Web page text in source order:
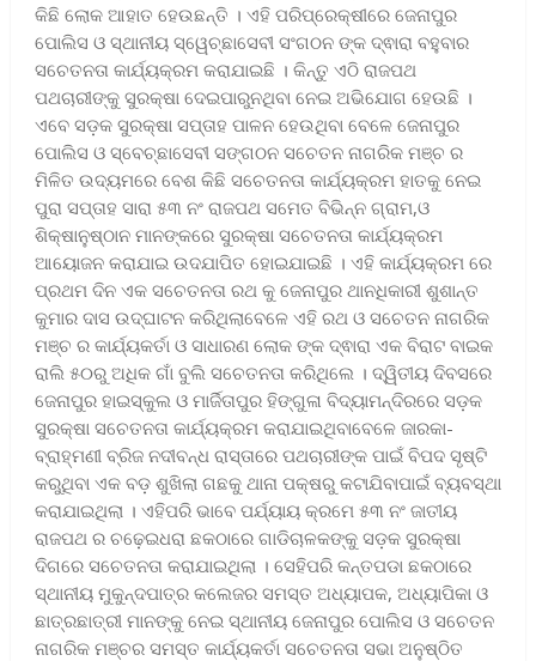
କିଛି ଲୋକ ଆହାତ ହେଉଛନ୍ତି । ଏହି ପରିପ୍ରେକ୍ଷୀରେ ଜେନାପୁର
ପୋଲିସ ଓ ସ୍ଥାନୀୟ ସ୍ୱେଚ୍ଛାସେବୀ ସଂଗଠନ ଙ୍କ ଦ୍ଵାରା ବହୁବାର
ସଚେତନତା କାର୍ଯ୍ୟକ୍ରମ କରାଯାଇଛି । କିନ୍ତୁ ଏଠି ରାଜପଥ
ପଥଚାରୀଙ୍କୁ ସୁରକ୍ଷା ଦେଇପାରୁନଥିବା ନେଇ ଅଭିଯୋଗ ହେଉଛି ।
ଏବେ ସଡ଼କ ସୁରକ୍ଷା ସପ୍ତାହ ପାଳନ ହେଉଥିବା ବେଳେ ଜେନାପୁର
ପୋଲିସ ଓ ସ୍ବେଚ୍ଛାସେବୀ ସଙ୍ଗଠନ ସଚେତନ ନାଗରିକ ମଞ୍ଚ ର
ମିଳିତ ଉଦ୍ୟମରେ ବେଶ କିଛି ସଚେତନତା କାର୍ଯ୍ୟକ୍ରମ ହାତକୁ ନେଇ
ପୁରା ସପ୍ତାହ ସାରା ୫୩ ନଂ ରାଜପଥ ସମେତ ବିଭିନ୍ନ ଗ୍ରାମ,ଓ
ଶିକ୍ଷାନୁଷ୍ଠାନ ମାନଙ୍କରେ ସୁରକ୍ଷା ସଚେତନତା କାର୍ଯ୍ୟକ୍ରମ
ଆୟୋଜନ କରାଯାଇ ଉଦଯାପିତ ହୋଇଯାଇଛି । ଏହି କାର୍ଯ୍ୟକ୍ରମ ରେ
ପ୍ରଥମ ଦିନ ଏକ ସଚେତନତା ରଥ କୁ ଜେନାପୁର ଥାନଧିକାରୀ ଶୁଶାନ୍ତ
କୁମାର ଦାସ ଉଦ୍ଘାଟନ କରିଥିଲାବେଳେ ଏହି ରଥ ଓ ସଚେତନ ନାଗରିକ
ମଞ୍ଚ ର କାର୍ଯ୍ୟକର୍ତା ଓ ସାଧାରଣ ଲୋକ ଙ୍କ ଦ୍ଵାରା ଏକ ବିରାଟ ବାଇକ
ରାଲି ୫୦ରୁ ଅଧିକ ଗାଁ ବୁଲି ସଚେତନତା କରିଥିଲେ । ଦ୍ୱିତୀୟ ଦିବସରେ
ଜେନାପୁର ହାଇସ୍କୁଲ ଓ ମାର୍ଜିତାପୁର ହିଙ୍ଗୁଳା ବିଦ୍ୟାମନ୍ଦିରରେ ସଡ଼କ
ସୁରକ୍ଷା ସଚେତନତା କାର୍ଯ୍ୟକ୍ରମ କରାଯାଇଥିବାବେଳେ ଜାରକା-
ବ୍ରାହ୍ମଣୀ ବ୍ରିଜ ନଦୀବନ୍ଧ ରାସ୍ତାରେ ପଥଚାରୀଙ୍କ ପାଇଁ ବିପଦ ସୃଷ୍ଟି
କରୁଥିବା ଏକ ବଡ଼ ଶୁଖିଲା ଗଛକୁ ଥାନା ପକ୍ଷରୁ କଟାଯିବାପାଇଁ ବ୍ୟବସ୍ଥା
କରାଯାଇଥିଲା । ଏହିପରି ଭାବେ ପର୍ଯ୍ୟାୟ କ୍ରମେ ୫୩ ନଂ ଜାତୀୟ
ରାଜପଥ ର ଚଢ଼େଇଧରା ଛକଠାରେ ଗାଡିଚାଳକଙ୍କୁ ସଡ଼କ ସୁରକ୍ଷା
ଦିଗରେ ସଚେତନତା କରାଯାଇଥିଲା । ସେହିପରି କନ୍ତପଡା ଛକଠାରେ
ସ୍ଥାନୀୟ ମୁକୁନ୍ଦପାତ୍ର କଲେଜର ସମସ୍ତ ଅଧ୍ୟାପକ, ଅଧ୍ୟାପିକା ଓ
ଛାତ୍ରଛାତ୍ରୀ ମାନଙ୍କୁ ନେଇ ସ୍ଥାନୀୟ ଜେନାପୁର ପୋଲିସ ଓ ସଚେତନ
ନାଗରିକ ମଞ୍ଚର ସମସ୍ତ କାର୍ଯ୍ୟକର୍ତା ସଚେତନତା ସଭା ଅନୁଷ୍ଠିତ